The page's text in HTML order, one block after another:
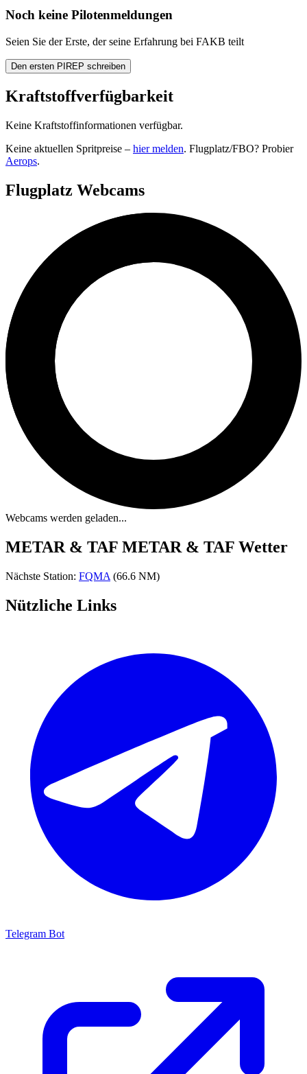
Noch keine Pilotenmeldungen
Seien Sie der Erste, der seine Erfahrung bei FAKB teilt
Den ersten PIREP schreiben
Kraftstoffverfügbarkeit
Keine Kraftstoffinformationen verfügbar.
Keine aktuellen Spritpreise – hier melden. Flugplatz/FBO? Probier
Aerops.
Flugplatz Webcams
Webcams werden geladen...
METAR & TAF METAR & TAF Wetter
Nächste Station: FQMA (66.6 NM)
Nützliche Links
Telegram Bot